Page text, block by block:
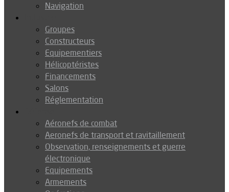
Navigation
Groupes
Constructeurs
Equipementiers
Hélicoptéristes
Financements
Salons
Réglementation
Aéronefs de combat
Aeronefs de transport et ravitaillement
Observation, renseignements et guerre
électronique
Equipements
Armements